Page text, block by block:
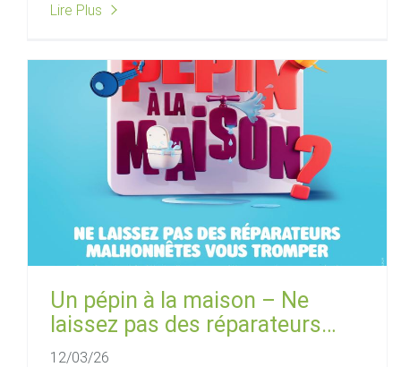
Lire Plus
Un pépin à la maison – Ne
laissez pas des réparateurs
malhonnêtes vous tromper
12/03/26